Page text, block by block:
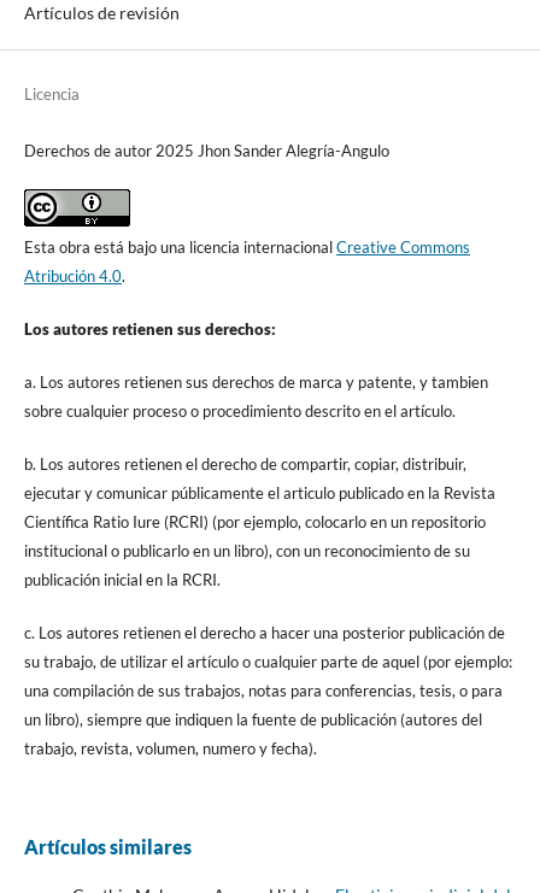
Artículos de revisión
Licencia
Derechos de autor 2025 Jhon Sander Alegría-Angulo
Esta obra está bajo una licencia internacionalCreative Commons
Atribución 4.0.
Los autores retienen sus derechos:
a. Los autores retienen sus derechos de marca y patente, y tambien
sobre cualquier proceso o procedimiento descrito en el artículo.
b. Los autores retienen el derecho de compartir, copiar, distribuir,
ejecutar y comunicar públicamente el articulo publicado en la Revista
Científica Ratio Iure (RCRI) (por ejemplo, colocarlo en un repositorio
institucional o publicarlo en un libro), con un reconocimiento de su
publicación inicial en la RCRI.
c. Los autores retienen el derecho a hacer una posterior publicación de
su trabajo, de utilizar el artículo o cualquier parte de aquel (por ejemplo:
una compilación de sus trabajos, notas para conferencias, tesis, o para
un libro), siempre que indiquen la fuente de publicación (autores del
trabajo, revista, volumen, numero y fecha).
Artículos similares